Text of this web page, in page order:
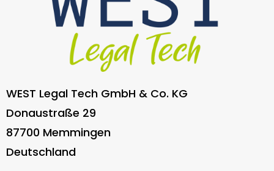
WEST Legal Tech GmbH & Co. KG
Donaustraße 29
87700 Memmingen
Deutschland